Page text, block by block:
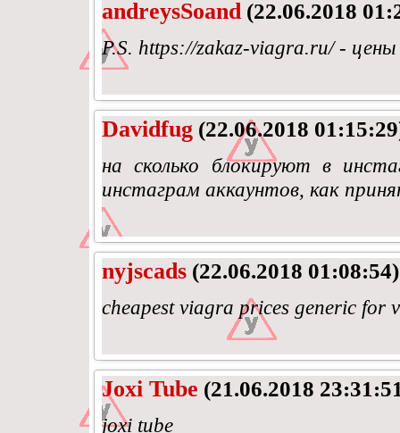
andreysSoand (22.06.2018
P.S. https://zakaz-viagra.ru/ - цены
Davidfug (22.06.2018
на сколько блокируют в
инстаграм аккаунтов, как
nyjscads (22.06.2018 01:08:54)
cheapest viagra prices generic
Joxi Tube (21.06.2018
joxi tube